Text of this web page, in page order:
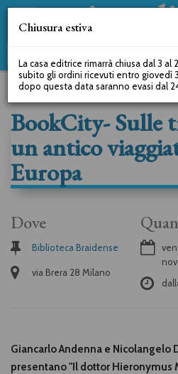
BookCity- Sulle
un antico
Europa
Dove
Biblioteca Braidense
via Brera 28 Milano
Giancarlo Andenna e Nicolangelo
presentano "Il dottor Hieronymus
Chiusura estiva
La casa editrice rimarrà chiusa dal 3 al
subito gli ordini ricevuti entro giovedì
dopo questa data saranno evasi dal